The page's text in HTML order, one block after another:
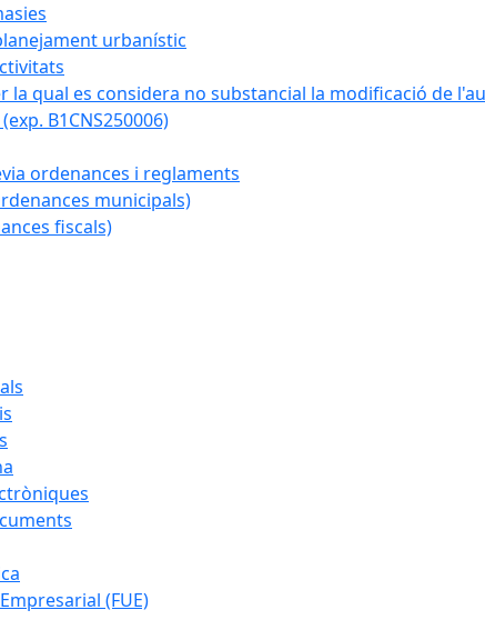
urbanístic
la qual es considera no substancial la modificació de
B1CNS250006)
ordenances i reglaments
municipals)
fiscals)
(FUE)